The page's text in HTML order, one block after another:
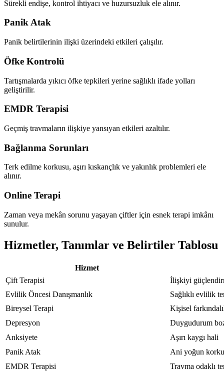
Sürekli endişe, kontrol ihtiyacı ve huzursuzluk ele alınır.
Panik Atak
Panik belirtilerinin ilişki üzerindeki etkileri çalışılır.
Öfke Kontrolü
Tartışmalarda yıkıcı öfke tepkileri yerine sağlıklı ifade yolları
geliştirilir.
EMDR Terapisi
Geçmiş travmaların ilişkiye yansıyan etkileri azaltılır.
Bağlanma Sorunları
Terk edilme korkusu, aşırı kıskançlık ve yakınlık problemleri ele
alınır.
Online Terapi
Zaman veya mekân sorunu yaşayan çiftler için esnek terapi imkânı
sunulur.
Hizmetler, Tanımlar ve Belirtiler Tablosu
Hizmet
Çift Terapisi
İlişkiyi
Evlilik Öncesi Danışmanlık
Sağlıklı evlilik
Bireysel Terapi
Kişisel
Depresyon
Duygudurum
Anksiyete
Aşırı kaygı hali
Panik Atak
Ani yoğun korku
EMDR Terapisi
Travma odaklı